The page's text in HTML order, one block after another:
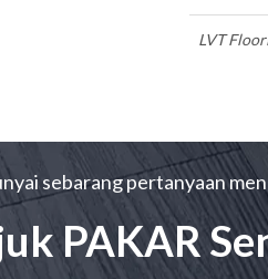
LVT
sebarang pertanyaan
PAKAR